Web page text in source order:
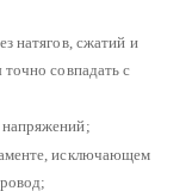
натягов, сжатий и
совпадать с
исключающем